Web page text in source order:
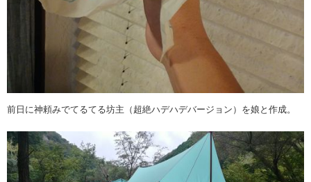
前日に神頼みでてるてる坊主（超絶ハデハデバージョン）を娘と作成。